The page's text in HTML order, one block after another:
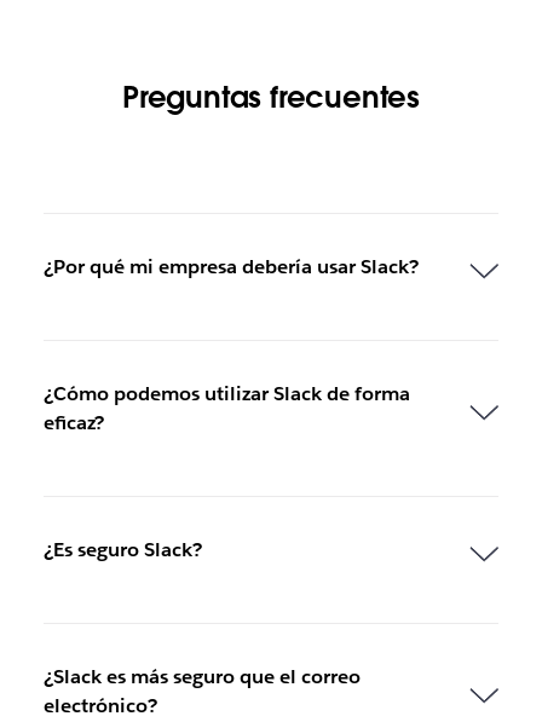
Preguntas frecuentes
¿Por qué mi empresa debería usar Slack?
¿Cómo podemos utilizar Slack de forma
eficaz?
¿Es seguro Slack?
¿Slack es más seguro que el correo
electrónico?